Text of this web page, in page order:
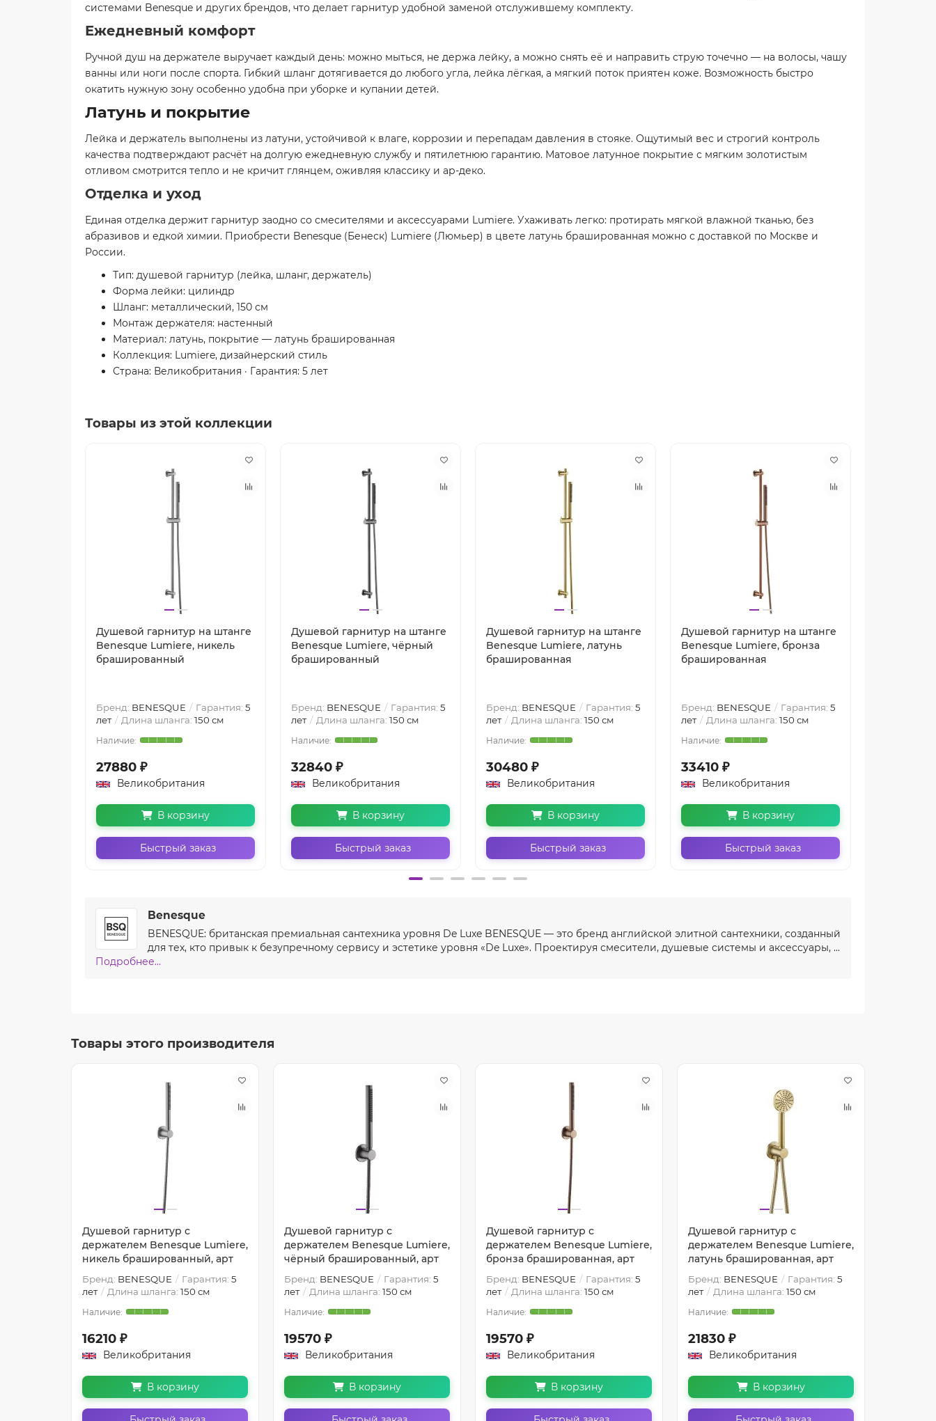
системами Benesque и других брендов, что делает гарнитур удобной заменой отслужившему комплекту.
Ежедневный комфорт
Ручной душ на держателе выручает каждый день: можно мыться, не держа лейку, а можно снять её и направить струю точечно — на волосы, чашу
ванны или ноги после спорта. Гибкий шланг дотягивается до любого угла, лейка лёгкая, а мягкий поток приятен коже. Возможность быстро
окатить нужную зону особенно удобна при уборке и купании детей.
Латунь и покрытие
Лейка и держатель выполнены из латуни, устойчивой к влаге, коррозии и перепадам давления в стояке. Ощутимый вес и строгий контроль
качества подтверждают расчёт на долгую ежедневную службу и пятилетнюю гарантию. Матовое латунное покрытие с мягким золотистым
отливом смотрится тепло и не кричит глянцем, оживляя классику и ар-деко.
Отделка и уход
Единая отделка держит гарнитур заодно со смесителями и аксессуарами Lumiere. Ухаживать легко: протирать мягкой влажной тканью, без
абразивов и едкой химии. Приобрести Benesque (Бенеск) Lumiere (Люмьер) в цвете латунь брашированная можно с доставкой по Москве и
России.
Тип: душевой гарнитур (лейка, шланг, держатель)
Форма лейки: цилиндр
Шланг: металлический, 150 см
Монтаж держателя: настенный
Материал: латунь, покрытие — латунь брашированная
Коллекция: Lumiere, дизайнерский стиль
Страна: Великобритания · Гарантия: 5 лет
Товары из этой коллекции
Душевой гарнитур на штанге
Benesque Lumiere, никель
брашированный
Бренд: BENESQUE Гарантия: 5
лет
Длина шланга: 150 см
27880 ₽
Великобритания
В корзину
Быстрый заказ
Душевой гарнитур на штанге
Benesque Lumiere, чёрный
брашированный
Бренд: BENESQUE Гарантия: 5
лет
Длина шланга: 150 см
32840 ₽
Великобритания
В корзину
Быстрый заказ
Душевой гарнитур на штанге
Benesque Lumiere, латунь
брашированная
Бренд: BENESQUE Гарантия: 5
лет
Длина шланга: 150 см
30480 ₽
Великобритания
В корзину
Быстрый заказ
Душевой гарнитур на штанге
Benesque Lumiere, бронза
брашированная
Бренд: BENESQUE Гарантия: 5
лет
Длина шланга: 150 см
33410 ₽
Великобритания
В корзину
Быстрый заказ
Benesque
BENESQUE: британская премиальная сантехника уровня De Luxe BENESQUE — это бренд английской элитной сантехники, созданный
для тех, кто привык к безупречному сервису и эстетике уровня «De Luxe». Проектируя смесители, душевые системы и аксессуары, ...
Подробнее...
Товары этого производителя
Душевой гарнитур с
держателем Benesque Lumiere,
никель брашированный, арт
Бренд: BENESQUE Гарантия: 5
лет
Длина шланга: 150 см
16210 ₽
Великобритания
В корзину
Душевой гарнитур с
держателем Benesque Lumiere,
чёрный брашированный, арт
Бренд: BENESQUE Гарантия: 5
лет
Длина шланга: 150 см
19570 ₽
Великобритания
В корзину
Душевой гарнитур с
держателем Benesque Lumiere,
бронза брашированная, арт
Бренд: BENESQUE Гарантия: 5
лет
Длина шланга: 150 см
19570 ₽
Великобритания
В корзину
Душевой гарнитур с
держателем Benesque Lumiere,
латунь брашированная, арт
Бренд: BENESQUE Гарантия: 5
лет
Длина шланга: 150 см
21830 ₽
Великобритания
В корзину